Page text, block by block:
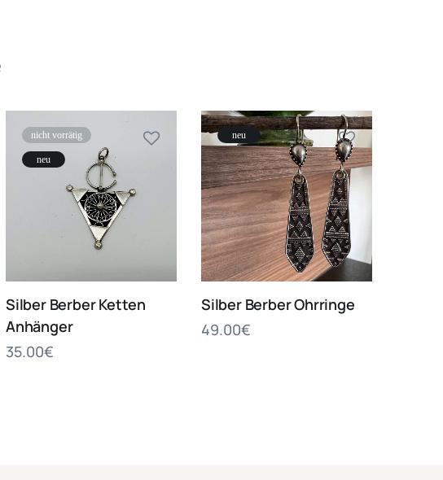
nicht vorrätig
neu
Silber Berber Ketten
Anhänger
35.00€
neu
Silber Berber Ohrringe
49.00€